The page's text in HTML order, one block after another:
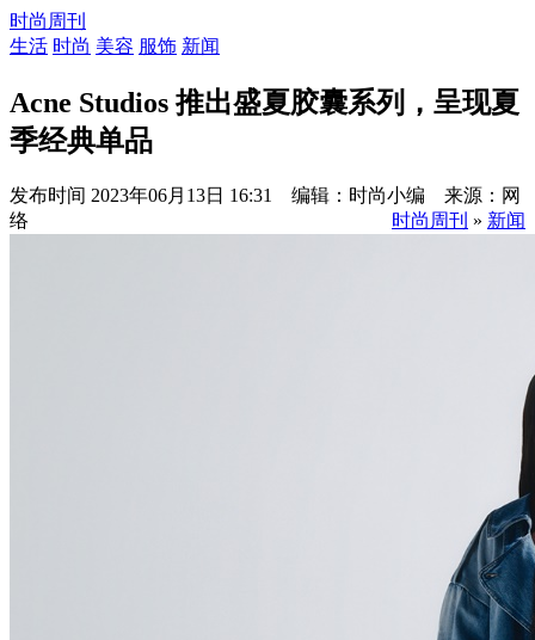
时尚周刊
生活 时尚 美容 服饰 新闻
Acne Studios 推出盛夏胶囊系列，呈现夏
季经典单品
发布时间 2023年06月13日 16:31 编辑：时尚小编 来源：网
络
时尚周刊 » 新闻